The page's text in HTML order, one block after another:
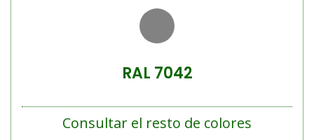
RAL 7042
Consultar el resto de colores